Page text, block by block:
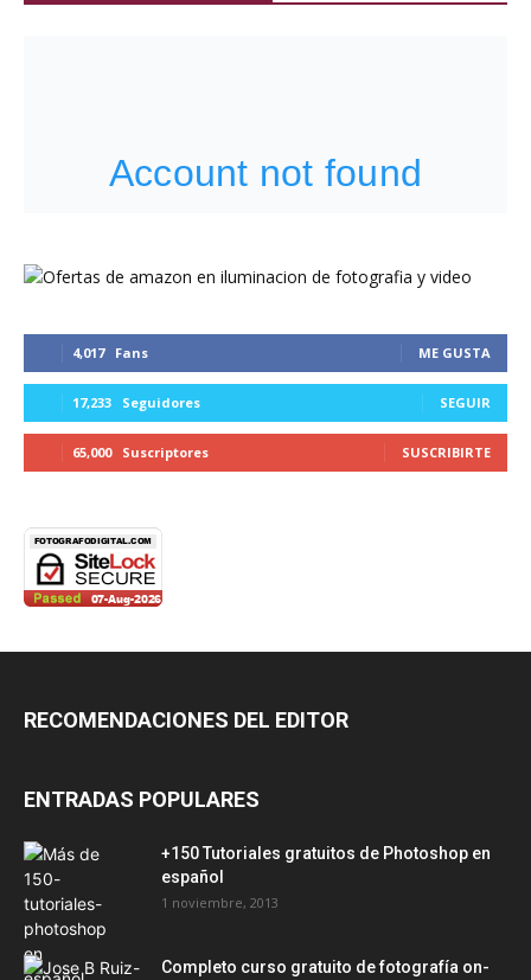
4,017 Fans ME GUSTA
17,233 Seguidores SEGUIR
65,000 Suscriptores SUSCRIBIRTE
RECOMENDACIONES DEL EDITOR
ENTRADAS POPULARES
+150 Tutoriales gratuitos de Photoshop en
español
1 noviembre, 2013
Completo curso gratuito de fotografía on-